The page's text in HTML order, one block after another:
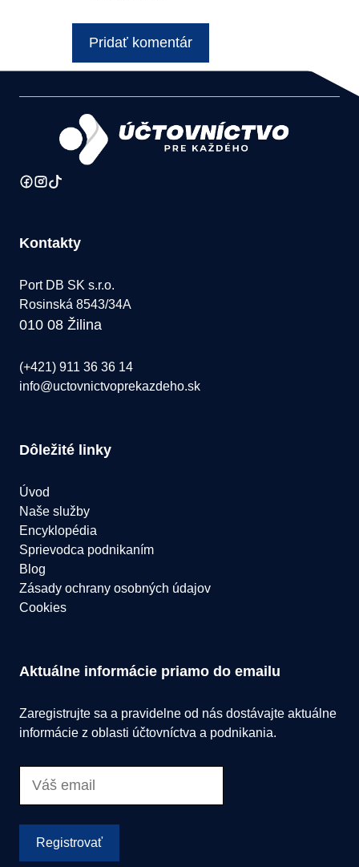
Kontakty
Port DB SK s.r.o.
Rosinská 8543/34A
010 08 Žilina
(+421) 911 36 36 14
info@uctovnictvoprekazdeho.sk
Dôležité linky
Úvod
Naše služby
Encyklopédia
Sprievodca podnikaním
Blog
Zásady ochrany osobných údajov
Cookies
Aktuálne informácie priamo do emailu
Zaregistrujte sa a pravidelne od nás dostávajte aktuálne
informácie z oblasti účtovníctva a podnikania.
Registrovať